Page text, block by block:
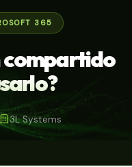
365
compartido
3L Systems